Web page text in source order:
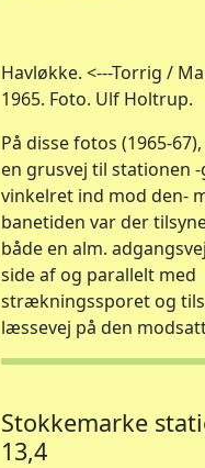
Havløkke. <---Torrig /
1965. Foto. Ulf Holtrup.
På disse fotos (1965-
en grusvej til stationen
vinkelret ind mod den-
banetiden var der
både en alm.
side af og parallelt med
strækningssporet og
læssevej på den
Stokkemarke
13,4